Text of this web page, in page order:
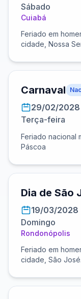
Sábado
Cuiabá
Feriado em
cidade, Nossa
Carnaval
29/02/2028
Terça-feira
Feriado nacional
Páscoa
Dia de São
19/03/2028
Domingo
Rondonópolis
Feriado em
cidade, São José.